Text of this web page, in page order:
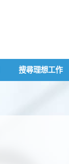
搜尋理想工作